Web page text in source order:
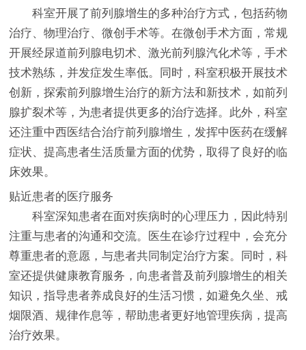
科室开展了前列腺增生的多种治疗方式，包括药物
治疗、物理治疗、微创手术等。在微创手术方面，常规
开展经尿道前列腺电切术、激光前列腺汽化术等，手术
技术熟练，并发症发生率低。同时，科室积极开展技术
创新，探索前列腺增生治疗的新方法和新技术，如前列
腺扩裂术等，为患者提供更多的治疗选择。此外，科室
还注重中西医结合治疗前列腺增生，发挥中医药在缓解
症状、提高患者生活质量方面的优势，取得了良好的临
床效果。
贴近患者的医疗服务
科室深知患者在面对疾病时的心理压力，因此特别
注重与患者的沟通和交流。医生在诊疗过程中，会充分
尊重患者的意愿，与患者共同制定治疗方案。同时，科
室还提供健康教育服务，向患者普及前列腺增生的相关
知识，指导患者养成良好的生活习惯，如避免久坐、戒
烟限酒、规律作息等，帮助患者更好地管理疾病，提高
治疗效果。